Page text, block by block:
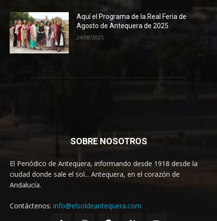
Aquí el Programa de la Real Feria de
Agosto de Antequera de 2025
24/08/2025
SOBRE NOSOTROS
El Periódico de Antequera, informando desde 1918 desde la
ciudad donde sale el sol... Antequera, en el corazón de
Andalucía.
Contáctenos: info@elsoldeantequera.com